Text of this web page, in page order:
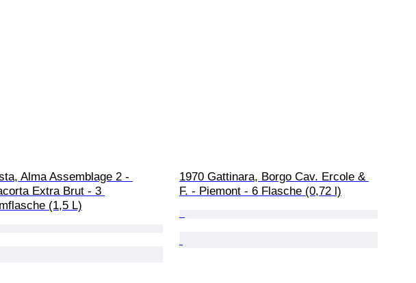
Alma Assemblage 2 -
Extra Brut - 3
(1,5 L)
1970 Gattinara, Borgo Cav. Ercole &
F. - Piemont - 6 Flasche (0,72 l)